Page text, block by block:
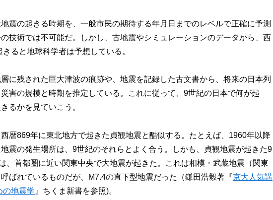
震の起きる時期を、一般市民の期待する年月日までのレベルで正確に予測
技術では不可能だ。しかし、古地震やシミュレーションのデータから、西
ると地球科学者は予想している。
に残された巨大津波の痕跡や、地震を記録した古文書から、将来の日本列
害の規模と時期を推定している。これに従って、9世紀の日本で何が起
るかを見ていこう。
暦869年に東北地方で起きた貞観地震と酷似する。たとえば、1960年以降
震の発生場所は、9世紀のそれらとよく合う。しかも、貞観地震が起きた9
、首都圏に近い関東中央で大地震が起きた。これは相模・武蔵地震（関東
ばれているものだが、M7.4の直下型地震だった（鎌田浩毅著『京大人気講
の地震学 』ちくま新書を参照)。